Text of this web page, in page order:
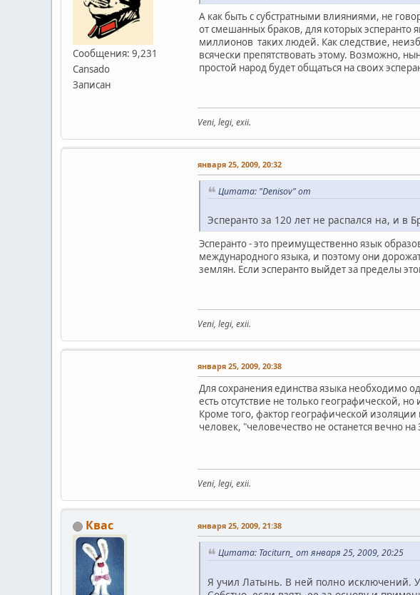
Сообщения: 9,231
Cansado
Записан
А как быть с субстратными влияниями, не
от смешанных браков, для которых эсперанто
миллионов таких людей. Как следствие,
всячески препятствовать этому. Возможно,
простой народ будет общаться на своих
Veni, legi, exii.
января 25, 2009, 20:32
Цитата: "Denisov" от
Эсперанто за 120 лет не распался на, и в
Эсперанто - это преимущественно язык
международного языка, и поэтому они
землян. Если эсперанто выйдет за пределы
Veni, legi, exii.
января 25, 2009, 20:38
Для сохранения единства языка необходимо
есть отсутствие не только географической,
Кроме того, фактор географической
человек, "человечество не останется вечно
Veni, legi, exii.
Квас января 25, 2009, 21:38
Цитата: Taciturn_ от января 25, 2009, 20:25
Я учил Латынь. В ней полно исключений.